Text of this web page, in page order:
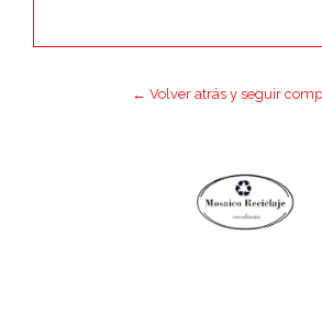
← Volver atrás y seguir